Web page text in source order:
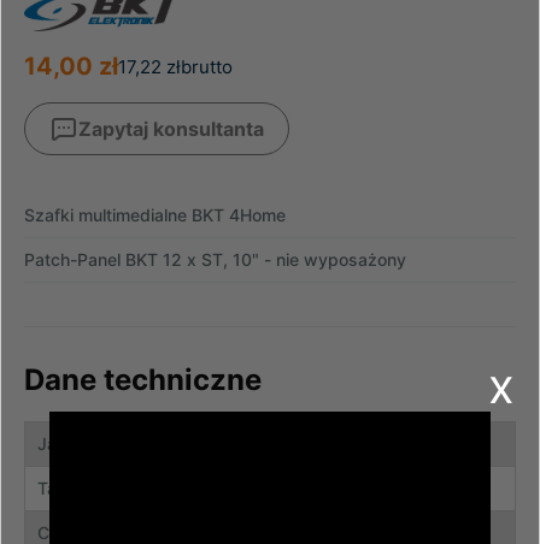
brutto
17,22 zł
14,00 zł
Zapytaj konsultanta
Szafki multimedialne BKT 4Home
Patch-Panel BKT 12 x ST, 10" - nie wyposażony
Dane techniczne
Jasnoszary
Tak
Czarny
x